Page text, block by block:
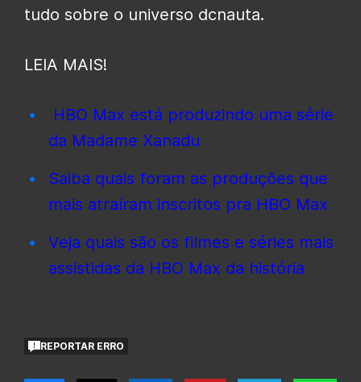
tudo sobre o universo dcnauta.
LEIA MAIS!
HBO Max está produzindo uma série
da Madame Xanadu
Saiba quais foram as produções que
mais atraíram inscritos pra HBO Max
Veja quais são os filmes e séries mais
assistidas da HBO Max da história
REPORTAR ERRO